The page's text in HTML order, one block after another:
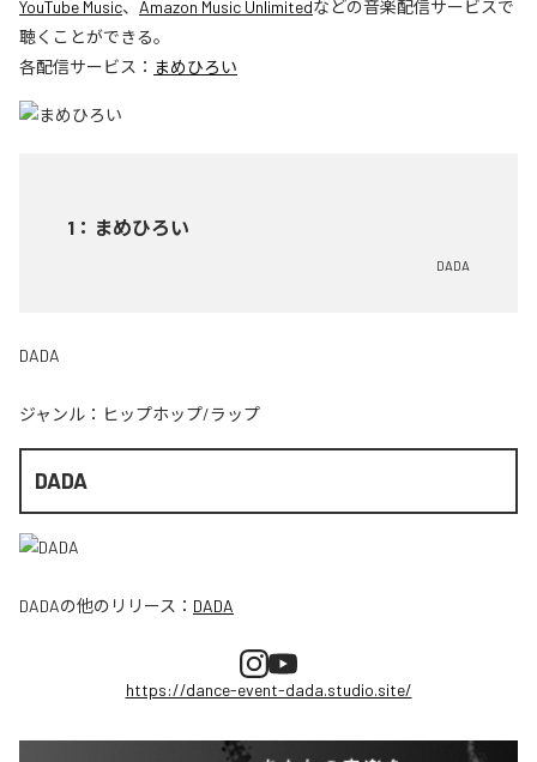
YouTube Music、 Amazon Music Unlimitedなどの音楽配信サービスで
聴くことができる。
各配信サービス： まめひろい
1 ： まめひろい
DADA
DADA
ジャンル： ヒップホップ/ラップ
DADA
DADAの他のリリース： DADA
https://dance-event-dada.studio.site/